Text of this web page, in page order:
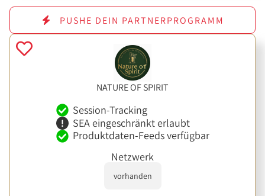
PUSHE DEIN PARTNERPROGRAMM
NATURE OF SPIRIT
Session-Tracking
SEA eingeschränkt erlaubt
Produktdaten-Feeds verfügbar
Netzwerk
vorhanden